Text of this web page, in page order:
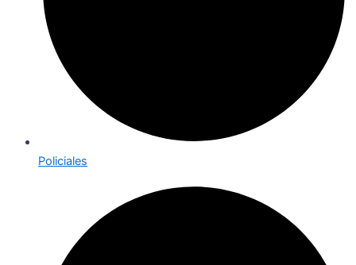
Policiales